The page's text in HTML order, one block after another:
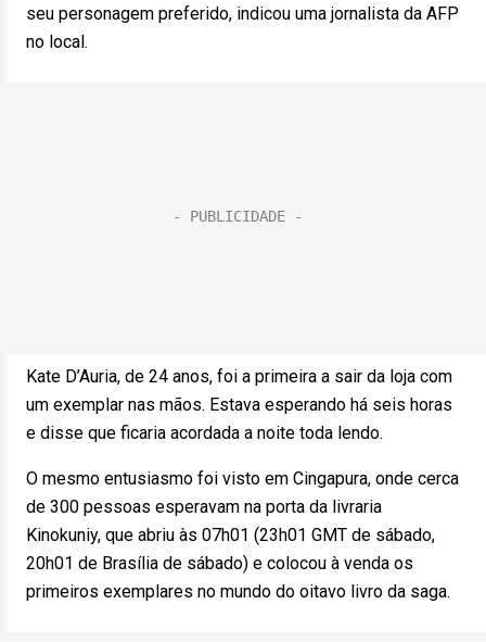
seu personagem preferido, indicou uma jornalista da AFP
no local.
Kate D’Auria, de 24 anos, foi a primeira a sair da loja com
um exemplar nas mãos. Estava esperando há seis horas
e disse que ficaria acordada a noite toda lendo.
O mesmo entusiasmo foi visto em Cingapura, onde cerca
de 300 pessoas esperavam na porta da livraria
Kinokuniy, que abriu às 07h01 (23h01 GMT de sábado,
20h01 de Brasília de sábado) e colocou à venda os
primeiros exemplares no mundo do oitavo livro da saga.